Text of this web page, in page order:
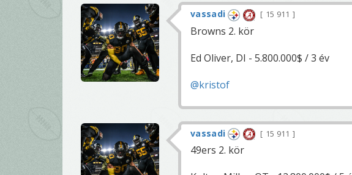
vassadi 15 911
Browns 2. kör
Ed Oliver, DI - 5.800.000$ / 3 év
@kristof
vassadi 15 911
49ers 2. kör